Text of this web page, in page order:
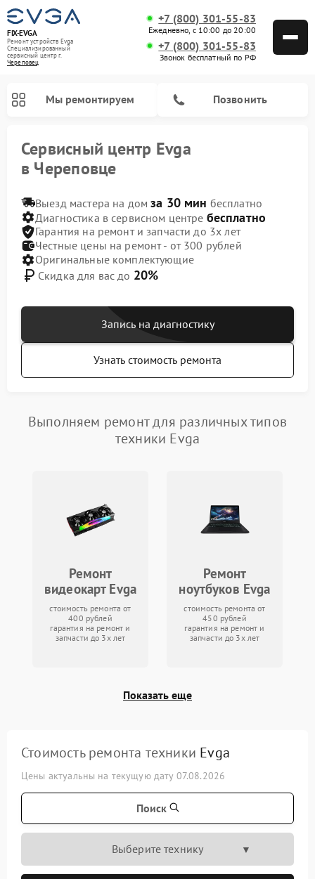
FIX-EVGA
Ремонт устройств Evga
Специализированный
cервисный центр г.
Череповец
+7 (800) 301-55-83
Ежедневно, с 10:00 до 20:00
+7 (800) 301-55-83
Звонок бесплатный по РФ
Мы ремонтируем Позвонить
Сервисный центр Evga
в Череповце
Выезд мастера на домза 30 мин бесплатно
Диагностика в сервисном центре бесплатно
Гарантия на ремонт и запчасти до 3х лет
Честные цены на ремонт - от 300 рублей
Оригинальные комплектующие
Скидка для вас до 20%
Запись на диагностику
Узнать стоимость ремонта
Выполняем ремонт для различных типов
техники Evga
Ремонт
видеокарт Evga
стоимость ремонта от
400 рублей
гарантия на ремонт и
запчасти до 3х лет
Ремонт
ноутбуков Evga
стоимость ремонта от
450 рублей
гарантия на ремонт и
запчасти до 3х лет
Показать еще
Стоимость ремонта техники Evga
Цены актуальны на текущую дату 07.08.2026
Поиск
Выберите технику